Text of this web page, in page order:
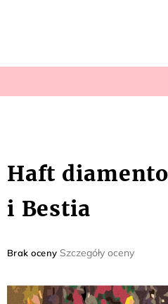
Haft
i Bestia
Średnia
wynosi
Brak oceny Szczegóły oceny